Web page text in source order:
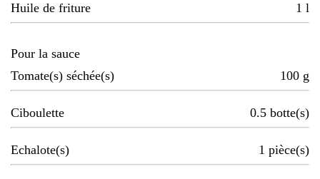
Huile de friture 1 l
Pour la sauce
Tomate(s) séchée(s)
100 g
Ciboulette 0.5 botte(s)
Echalote(s) 1 pièce(s)